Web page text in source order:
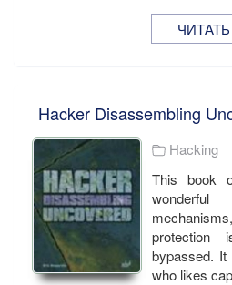
ЧИТАТЬ
Hacker Disassembling
Hacking
This book
protection
bypassed.
who likes